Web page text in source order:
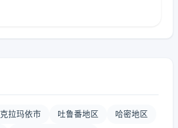
克拉玛依市 吐鲁番地区 哈密地区